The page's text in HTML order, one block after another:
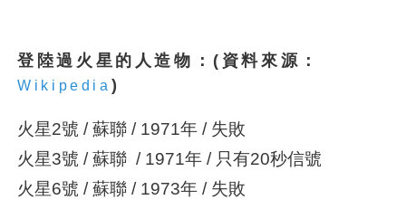
登陸過火星的人造物：(資料來源：
Wikipedia )
火星2號 / 蘇聯 / 1971年 / 失敗
火星3號 / 蘇聯 / 1971年 / 只有20秒信號
火星6號 / 蘇聯 / 1973年 / 失敗